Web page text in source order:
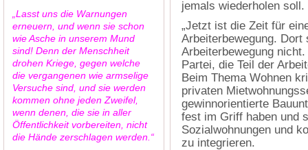
„Lasst uns die Warnungen
erneuern, und wenn sie schon
wie Asche in unserem Mund
sind! Denn der Menschheit
drohen Kriege, gegen welche
die vergangenen wie armselige
Versuche sind, und sie werden
kommen ohne jeden Zweifel,
wenn denen, die sie in aller
Öffentlichkeit vorbereiten, nicht
die Hände zerschlagen werden.“
jemals wiederholen soll.
„Jetzt ist die Zeit für
Arbeiterbewegung.
Arbeiterbewegung
Partei, die Teil der
Beim Thema Wohnen
privaten
gewinnorientierte
fest im Griff haben und
Sozialwohnungen und
zu integrieren.